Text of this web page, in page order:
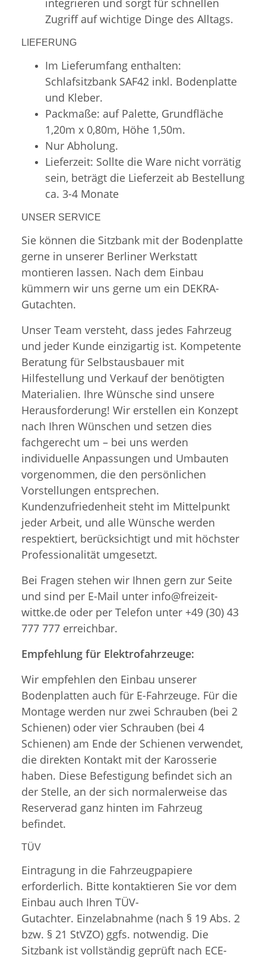
Zugriff auf wichtige Dinge des Alltags.
LIEFERUNG
Im Lieferumfang enthalten:
Schlafsitzbank SAF42 inkl. Bodenplatte
und Kleber.
Packmaße: auf Palette, Grundfläche
1,20m x 0,80m, Höhe 1,50m.
Nur Abholung.
Lieferzeit: Sollte die Ware nicht vorrätig
sein, beträgt die Lieferzeit ab Bestellung
ca. 3-4 Monate
UNSER SERVICE
Sie können die Sitzbank mit der Bodenplatte
gerne in unserer Berliner Werkstatt
montieren lassen. Nach dem Einbau
kümmern wir uns gerne um ein DEKRA-
Gutachten.
Unser Team versteht, dass jedes Fahrzeug
und jeder Kunde einzigartig ist. Kompetente
Beratung für Selbstausbauer mit
Hilfestellung und Verkauf der benötigten
Materialien. Ihre Wünsche sind unsere
Herausforderung! Wir erstellen ein Konzept
nach Ihren Wünschen und setzen dies
fachgerecht um – bei uns werden
individuelle Anpassungen und Umbauten
vorgenommen, die den persönlichen
Vorstellungen entsprechen.
Kundenzufriedenheit steht im Mittelpunkt
jeder Arbeit, und alle Wünsche werden
respektiert, berücksichtigt und mit höchster
Professionalität umgesetzt.
Bei Fragen stehen wir Ihnen gern zur Seite
und sind per E-Mail unter info@freizeit-
wittke.de oder per Telefon unter +49 (30) 43
777 777 erreichbar.
Empfehlung für Elektrofahrzeuge:
Wir empfehlen den Einbau unserer
Bodenplatten auch für E-Fahrzeuge. Für die
Montage werden nur zwei Schrauben (bei 2
Schienen) oder vier Schrauben (bei 4
Schienen) am Ende der Schienen verwendet,
die direkten Kontakt mit der Karosserie
haben. Diese Befestigung befindet sich an
der Stelle, an der sich normalerweise das
Reserverad ganz hinten im Fahrzeug
befindet.
TÜV
Eintragung in die Fahrzeugpapiere
erforderlich. Bitte kontaktieren Sie vor dem
Einbau auch Ihren TÜV-
Gutachter. Einzelabnahme (nach § 19 Abs. 2
bzw. § 21 StVZO) ggfs. notwendig. Die
Sitzbank ist vollständig geprüft nach ECE-